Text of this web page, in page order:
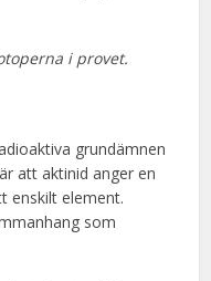
i provet.
grundämnen
att aktinid anger en
enskilt element.
som